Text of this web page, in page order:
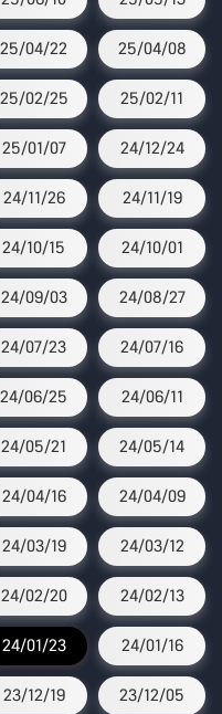
25/04/22 25/04/08
25/02/25 25/02/11
25/01/07 24/12/24
24/11/26 24/11/19
24/10/15 24/10/01
24/09/03 24/08/27
24/07/23 24/07/16
24/06/25 24/06/11
24/05/21 24/05/14
24/04/16 24/04/09
24/03/19 24/03/12
24/02/20 24/02/13
24/01/23 24/01/16
23/12/19 23/12/05